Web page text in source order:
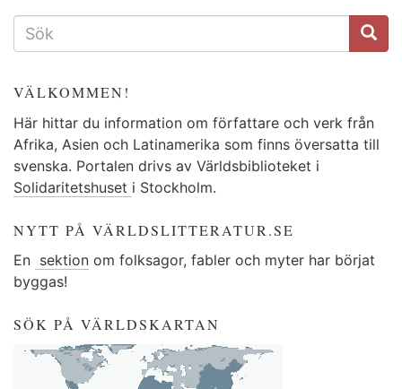
SÖKFORMULÄR
VÄLKOMMEN!
Här hittar du information om författare och verk från
Afrika, Asien och Latinamerika som finns översatta till
svenska. Portalen drivs av Världsbiblioteket i
Solidaritetshuset i Stockholm.
NYTT PÅ VÄRLDSLITTERATUR.SE
En sektion om folksagor, fabler och myter har börjat
byggas!
SÖK PÅ VÄRLDSKARTAN